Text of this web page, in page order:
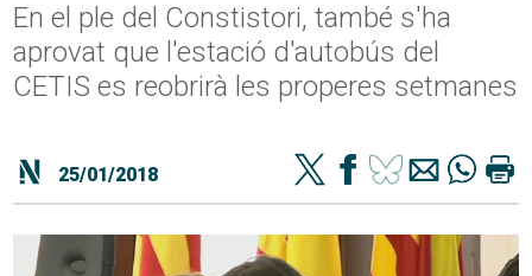
En el ple del Constistori, també s'ha
aprovat que l'estació d'autobús del
CETIS es reobrirà les properes setmanes
25/01/2018